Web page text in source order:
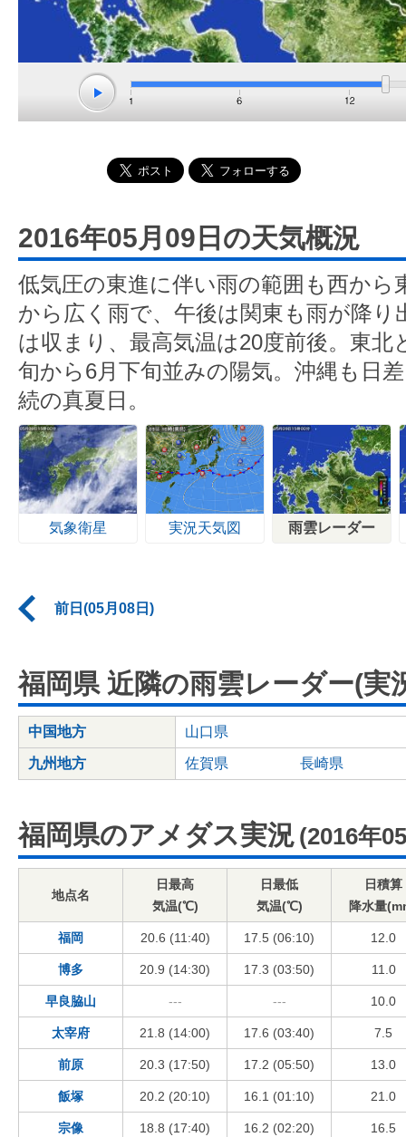
2016年05月09日の天気概況
低気圧の東進に伴い雨の範囲も西から
から広く雨で、午後は関東も雨が降り
は収まり、最高気温は20度前後。東北
旬から6月下旬並みの陽気。沖縄も日
続の真夏日。
気象衛星 実況天気図 雨雲レーダー
前日(05月08日)
福岡県 近隣の雨雲レーダー(実
中国地方 山口県
九州地方 佐賀県 長崎県
福岡県のアメダス実況 (2016年
地点名
日最高
気温(℃)
日最低
気温(℃)
日積算
降水量
福岡 20.6 (11:40) 17.5 (06:10) 12.0
博多 20.9 (14:30) 17.3 (03:50) 11.0
早良脇山 --- --- 10.0
太宰府 21.8 (14:00) 17.6 (03:40) 7.5
前原 20.3 (17:50) 17.2 (05:50) 13.0
飯塚 20.2 (20:10) 16.1 (01:10) 21.0
宗像 18.8 (17:40) 16.2 (02:20) 16.5